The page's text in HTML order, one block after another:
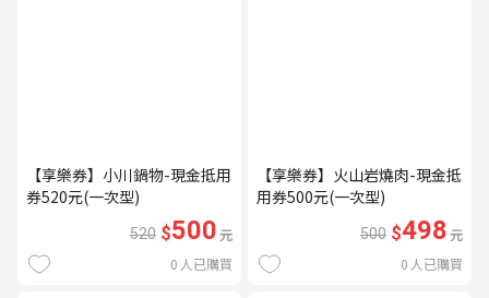
【享樂券】小川鍋物-現金抵用
券520元(一次型)
520 $500元
0 人已購買
【享樂券】火山岩燒肉-現金抵
用券500元(一次型)
500 $498元
0 人已購買